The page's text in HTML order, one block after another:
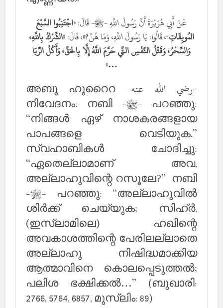
عَنْ أَبِي هُرَيْرَةَ أَنَّ رَسُولَ اللَّهِ -ﷺ- قَالَ: «اجْتَنِبُوا السَّبْعَ
المُوبِقَاتِ»، قَالُوا: يَا رَسُولَ اللَّهِ، وَمَا هُنَّ؟»، قَالَ: «الشِّرْكُ بِاللَّهِ،
وَالسِّحْرُ، وَقَتْلُ النَّفْسِ التِّي حَرَّمَ اللَّهُ إِلَّا بِالحَقِّ، وَأَكْلُ الرِّبَا
…
»
അബൂ ഹുറൈറ -رضي الله عنه-
നിവേദനം: നബി -ﷺ- പറഞ്ഞു:
“നിങ്ങള്‍ ഏഴ് നാശകരങ്ങളായ
പാപങ്ങളെ വെടിയുക.”
സ്വഹാബികള്‍ ചോദിച്ചു:
“ഏതെല്ലാമാണ് അവ,
അല്ലാഹുവിന്റെ റസൂലേ?” നബി
-ﷺ- പറഞ്ഞു: “അല്ലാഹുവില്‍
ശിര്‍ക്ക് ചെയ്യുക; സിഹ്ര്‍,
(ഇസ്‌ലാമിലെ) ഹഖിന്റെ
അവകാശത്തിന്റെ പേരിലല്ലാതെ
അല്ലാഹു നിഷിദ്ധമാക്കിയ
ആത്മാവിനെ കൊലപ്പെടുത്തല്‍;
പലിശ ഭക്ഷിക്കല്‍…” (ബുഖാരി:
2766, 5764, 6857, മുസ്‌ലിം: 89)